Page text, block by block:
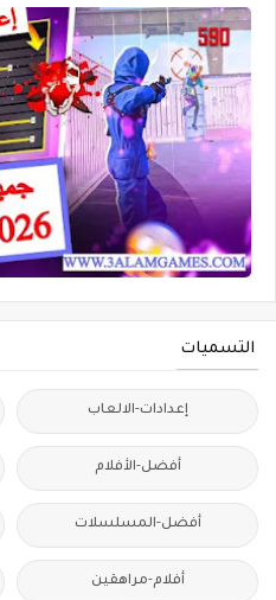
التسميات
إعدادات-الالعاب
أفضل-الأفلام
أفضل-المسلسلات
أفلام-مراهقين